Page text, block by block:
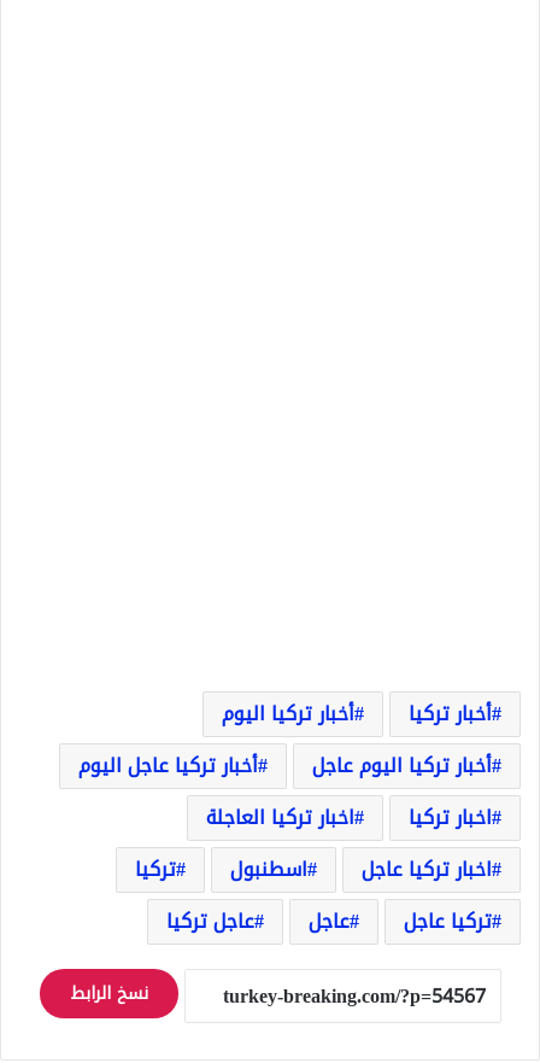
أخبار تركيا
أخبار تركيا اليوم
أخبار تركيا اليوم عاجل
أخبار تركيا عاجل اليوم
اخبار تركيا
اخبار تركيا العاجلة
اخبار تركيا عاجل
اسطنبول
تركيا
تركيا عاجل
عاجل عاجل تركيا
نسخ الرابط